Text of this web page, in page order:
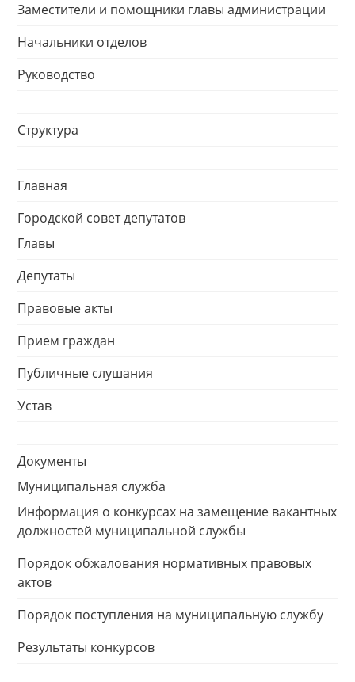
Заместители и помощники главы администрации
Начальники отделов
Руководство
Структура
Главная
Городской совет депутатов
Главы
Депутаты
Правовые акты
Прием граждан
Публичные слушания
Устав
Документы
Муниципальная служба
Информация о конкурсах на замещение вакантных
должностей муниципальной службы
Порядок обжалования нормативных правовых
актов
Порядок поступления на муниципальную службу
Результаты конкурсов